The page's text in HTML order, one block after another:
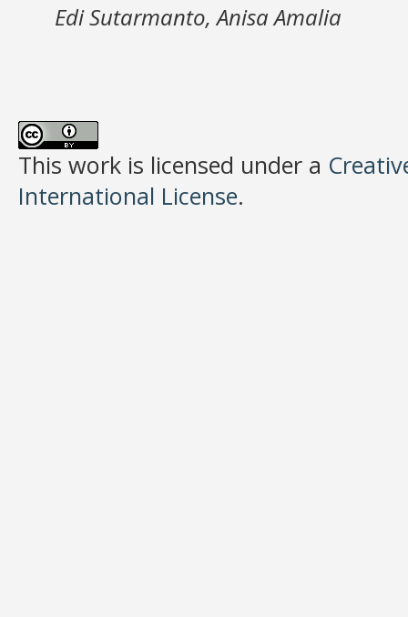
Edi Sutarmanto, Anisa Amalia
This work is licensed under a
International License.